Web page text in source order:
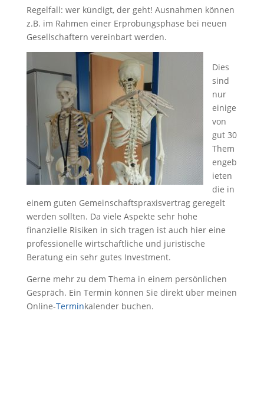
Regelfall: wer kündigt, der geht! Ausnahmen können
z.B. im Rahmen einer Erprobungsphase bei neuen
Gesellschaftern vereinbart werden.
Dies
sind
nur
einige
von
gut 30
Them
engeb
ieten
die in
einem guten Gemeinschaftspraxisvertrag geregelt
werden sollten. Da viele Aspekte sehr hohe
finanzielle Risiken in sich tragen ist auch hier eine
professionelle wirtschaftliche und juristische
Beratung ein sehr gutes Investment.
Gerne mehr zu dem Thema in einem persönlichen
Gespräch. Ein Termin können Sie direkt über meinen
Online-Terminkalender buchen.